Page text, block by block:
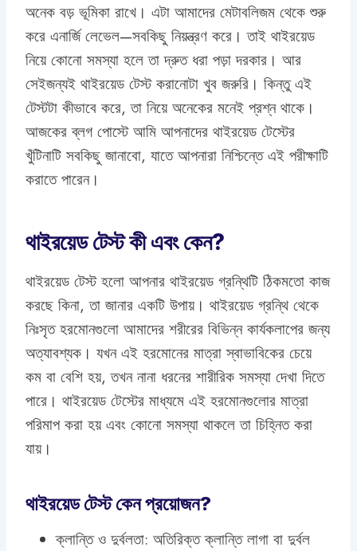
অনেক বড় ভূমিকা রাখে। এটা আমাদের মেটাবলিজম থেকে শুরু
করে এনার্জি লেভেল—সবকিছু নিয়ন্ত্রণ করে। তাই থাইরয়েড
নিয়ে কোনো সমস্যা হলে তা দ্রুত ধরা পড়া দরকার। আর
সেইজন্যই থাইরয়েড টেস্ট করানোটা খুব জরুরি। কিন্তু এই
টেস্টটা কীভাবে করে, তা নিয়ে অনেকের মনেই প্রশ্ন থাকে।
আজকের ব্লগ পোস্টে আমি আপনাদের থাইরয়েড টেস্টের
খুঁটিনাটি সবকিছু জানাবো, যাতে আপনারা নিশ্চিন্তে এই পরীক্ষাটি
করাতে পারেন।
থাইরয়েড টেস্ট কী এবং কেন?
থাইরয়েড টেস্ট হলো আপনার থাইরয়েড গ্রন্থিটি ঠিকমতো কাজ
করছে কিনা, তা জানার একটি উপায়। থাইরয়েড গ্রন্থি থেকে
নিঃসৃত হরমোনগুলো আমাদের শরীরের বিভিন্ন কার্যকলাপের জন্য
অত্যাবশ্যক। যখন এই হরমোনের মাত্রা স্বাভাবিকের চেয়ে
কম বা বেশি হয়, তখন নানা ধরনের শারীরিক সমস্যা দেখা দিতে
পারে। থাইরয়েড টেস্টের মাধ্যমে এই হরমোনগুলোর মাত্রা
পরিমাপ করা হয় এবং কোনো সমস্যা থাকলে তা চিহ্নিত করা
যায়।
থাইরয়েড টেস্ট কেন প্রয়োজন?
ক্লান্তি ও দুর্বলতা: অতিরিক্ত ক্লান্তি লাগা বা দুর্বল